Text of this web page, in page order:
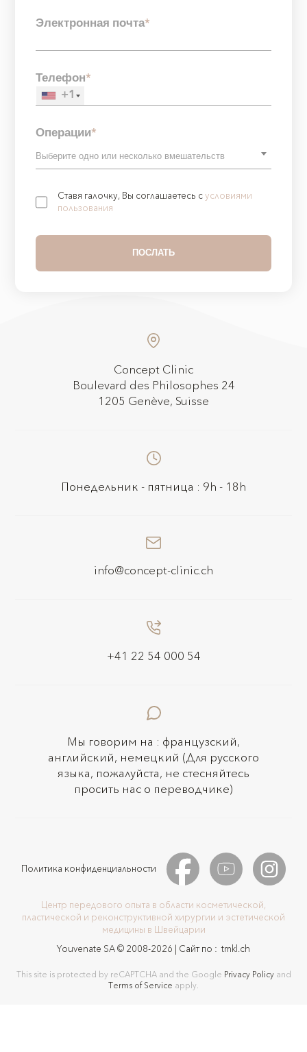
Электронная почта*
Телефон*
+1
Операции*
Ставя галочку, Вы соглашаетесь сусловиями
пользования
Concept Clinic
Boulevard des Philosophes 24
1205 Genève, Suisse
Понедельник - пятница : 9h - 18h
info@concept-clinic.ch
+41 22 54 000 54
Мы говорим на : французский,
английский, немецкий (Для русского
языка, пожалуйста, не стесняйтесь
просить нас о переводчике)
Центр передового опыта в области косметической,
пластической и реконструктивной хирургии и эстетической
медицины в Швейцарии
Youvenate SA © 2008-2026 | Сайт по : tmkl.ch
Политика конфиденциальности
This site is protected by reCAPTCHA and the Google Privacy Policyand
Terms of Service apply.